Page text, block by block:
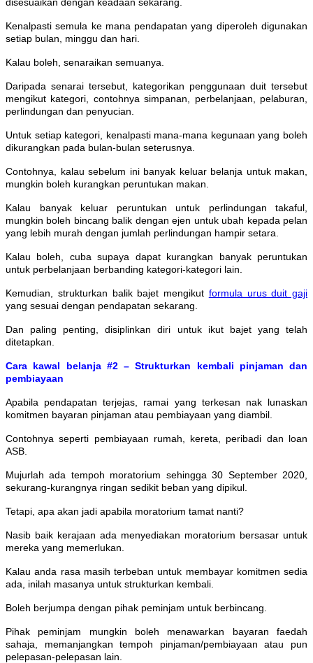
Kenalpasti semula ke mana pendapatan yang diperoleh digunakan
setiap bulan, minggu dan hari.
Kalau boleh, senaraikan semuanya.
Daripada senarai tersebut, kategorikan penggunaan duit tersebut
mengikut kategori, contohnya simpanan, perbelanjaan, pelaburan,
perlindungan dan penyucian.
Untuk setiap kategori, kenalpasti mana-mana kegunaan yang boleh
dikurangkan pada bulan-bulan seterusnya.
Contohnya, kalau sebelum ini banyak keluar belanja untuk makan,
mungkin boleh kurangkan peruntukan makan.
Kalau banyak keluar peruntukan untuk perlindungan takaful,
mungkin boleh bincang balik dengan ejen untuk ubah kepada pelan
yang lebih murah dengan jumlah perlindungan hampir setara.
Kalau boleh, cuba supaya dapat kurangkan banyak peruntukan
untuk perbelanjaan berbanding kategori-kategori lain.
Kemudian, strukturkan balik bajet mengikut formula urus duit gaji
yang sesuai dengan pendapatan sekarang.
Dan paling penting, disiplinkan diri untuk ikut bajet yang telah
ditetapkan.
Cara kawal belanja #2 – Strukturkan kembali pinjaman dan
pembiayaan
Apabila pendapatan terjejas, ramai yang terkesan nak lunaskan
komitmen bayaran pinjaman atau pembiayaan yang diambil.
Contohnya seperti pembiayaan rumah, kereta, peribadi dan loan
ASB.
Mujurlah ada tempoh moratorium sehingga 30 September 2020,
sekurang-kurangnya ringan sedikit beban yang dipikul.
Tetapi, apa akan jadi apabila moratorium tamat nanti?
Nasib baik kerajaan ada menyediakan moratorium bersasar untuk
mereka yang memerlukan.
Kalau anda rasa masih terbeban untuk membayar komitmen sedia
ada, inilah masanya untuk strukturkan kembali.
Boleh berjumpa dengan pihak peminjam untuk berbincang.
Pihak peminjam mungkin boleh menawarkan bayaran faedah
sahaja, memanjangkan tempoh pinjaman/pembiayaan atau pun
pelepasan-pelepasan lain.